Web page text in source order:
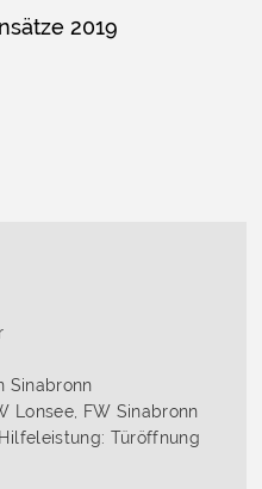
2019
Sinabronn
Lonsee, FW Sinabronn
Türöffnung